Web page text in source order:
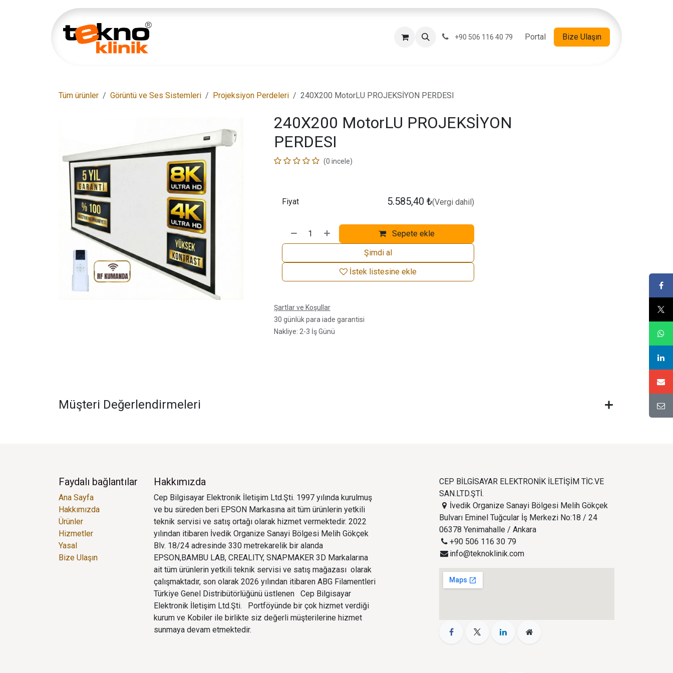
+90 506 116 40 79 Portal Bize Ulaşın
Tüm ürünler Görüntü ve Ses Sistemleri Projeksiyon Perdeleri 240X200 MotorLU PROJEKSİYON PERDESI
240X200 MotorLU PROJEKSİYON
PERDESI
(0 incele)
Sepete ekle
Şimdi al
İstek listesine ekle
Fiyat 5.585,40 ₺(Vergi dahil)
Şartlar ve Koşullar
30 günlük para iade garantisi
Nakliye: 2-3 İş Günü
Müşteri Değerlendirmeleri
Faydalı bağlantılar
Ana Sayfa
Hakkımızda
Ürünler
Hizmetler
Yasal
Bize Ulaşın
Hakkımızda
Cep Bilgisayar Elektronik İletişim Ltd.Şti. 1997 yılında kurulmuş
ve bu süreden beri EPSON Markasına ait tüm ürünlerin yetkili
teknik servisi ve satış ortağı olarak hizmet vermektedir. 2022
yılından itibaren İvedik Organize Sanayi Bölgesi Melih Gökçek
Blv. 18/24 adresinde 330 metrekarelik bir alanda
EPSON,BAMBU LAB, CREALITY, SNAPMAKER 3D Markalarına
ait tüm ürünlerin yetkili teknik servisi ve satış mağazası olarak
çalışmaktadır, son olarak 2026 yılından itibaren ABG Filamentleri
Türkiye Genel Distribütörlüğünü üstlenen Cep Bilgisayar
Elektronik İletişim Ltd.Şti. Portföyünde bir çok hizmet verdiği
kurum ve Kobiler ile birlikte siz değerli müşterilerine hizmet
sunmaya devam etmektedir.
CEP BİLGİSAYAR ELEKTRONİK İLETİŞİM TİC.VE
SAN.LTD.ŞTİ.
İvedik Organize Sanayi Bölgesi Melih Gökçek
Bulvarı Eminel Tuğcular İş Merkezi No:18 / 24
06378 Yenimahalle / Ankara
+90 506 116 30 79
info@teknoklinik.com